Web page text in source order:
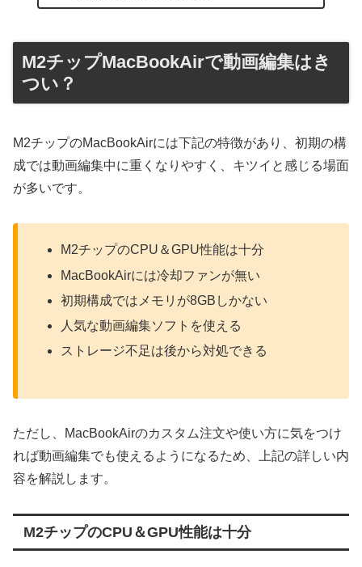
M2チップMacBookAirで動画編集はき
つい？
M2チップのMacBookAirには下記の特徴があり、初期の構
成では動画編集中に重くなりやすく、キツイと感じる場面
が多いです。
M2チップのCPU＆GPU性能は十分
MacBookAirには冷却ファンが無い
初期構成ではメモリが8GBしかない
人気な動画編集ソフトを使える
ストレージ不足は後から対処できる
ただし、MacBookAirのカスタム注文や使い方に気をつけ
れば動画編集でも使えるようになるため、上記の詳しい内
容を解説します。
M2チップのCPU＆GPU性能は十分